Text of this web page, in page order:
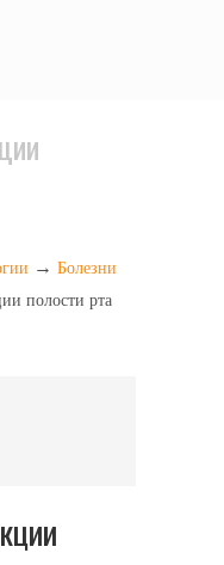
→ Болезни
полости рта